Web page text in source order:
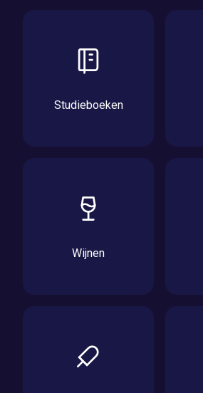
Studieboeken
Wijnen